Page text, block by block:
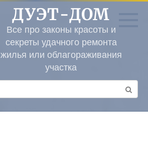
ДУЭТ-ДОМ
Все про законы красоты и
секреты удачного ремонта
жилья или облагораживания
участка